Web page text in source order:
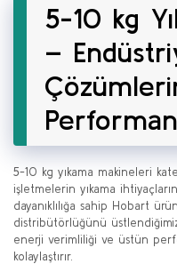
5-10 kg
–
5-10 kg yıkama makineleri
işletmelerin yıkama
dayanıklılığa sahip Hobart
distribütörlüğünü
enerji verimliliği ve üstün
kolaylaştırır.